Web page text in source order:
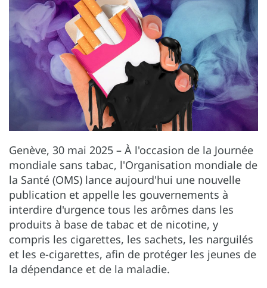
Genève, 30 mai 2025 – À l'occasion de la Journée
mondiale sans tabac, l'Organisation mondiale de
la Santé (OMS) lance aujourd'hui une nouvelle
publication et appelle les gouvernements à
interdire d'urgence tous les arômes dans les
produits à base de tabac et de nicotine, y
compris les cigarettes, les sachets, les narguilés
et les e-cigarettes, afin de protéger les jeunes de
la dépendance et de la maladie.